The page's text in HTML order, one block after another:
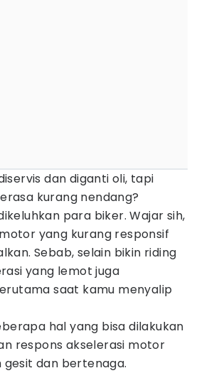
dan diganti oli, tapi
kurang nendang?
para biker. Wajar sih,
yang kurang responsif
Sebab, selain bikin riding
yang lemot juga
saat kamu menyalip
hal yang bisa dilakukan
respons akselerasi motor
dan bertenaga.